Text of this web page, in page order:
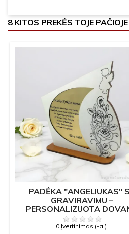
8 KITOS PREKĖS TOJE
PADĖKA "ANGELIUKAS"
GRAVIRAVIMU –
PERSONALIZUOTA
ĮVAIRIOMS PROGOMS
0 Įvertinimas (-ai)